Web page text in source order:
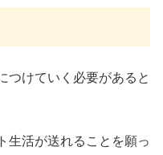
つけていく必要があると
生活が送れることを願っ